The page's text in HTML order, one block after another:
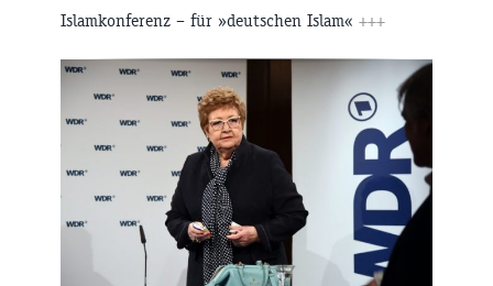
Islamkonferenz – für »deutschen Islam« +++